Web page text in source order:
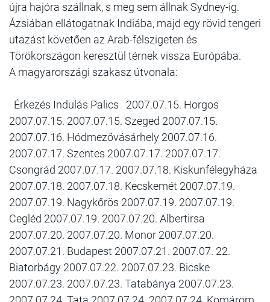
újra hajóra szállnak, s meg sem állnak Sydney-ig.
Ázsiában ellátogatnak Indiába, majd egy rövid tengeri
utazást követően az Arab-félszigeten és
Törökországon keresztül térnek vissza Európába.
A magyarországi szakasz útvonala:
Érkezés Indulás Palics 2007.07.15. Horgos
2007.07.15. 2007.07.15. Szeged 2007.07.15.
2007.07.16. Hódmezővásárhely 2007.07.16.
2007.07.17. Szentes 2007.07.17. 2007.07.17.
Csongrád 2007.07.17. 2007.07.18. Kiskunfélegyháza
2007.07.18. 2007.07.18. Kecskemét 2007.07.19.
2007.07.19. Nagykőrös 2007.07.19. 2007.07.19.
Cegléd 2007.07.19. 2007.07.20. Albertirsa
2007.07.20. 2007.07.20. Monor 2007.07.20.
2007.07.21. Budapest 2007.07.21. 2007.07. 22.
Biatorbágy 2007.07.22. 2007.07.23. Bicske
2007.07.23. 2007.07.23. Tatabánya 2007.07.23.